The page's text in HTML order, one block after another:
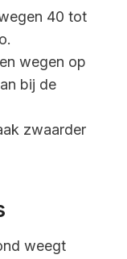
40 tot
wegen op
bij de
zwaarder
weegt